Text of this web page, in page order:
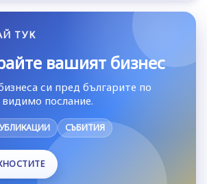
ТУК
вашият бизнес
си пред българите по
видимо послание.
СЪБИТИЯ